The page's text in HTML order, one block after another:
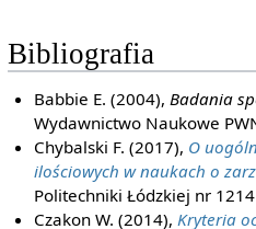
Bibliografia
Babbie E. (2004),Badania
Wydawnictwo Naukowe
Chybalski F. (2017), O
ilościowych w naukach o
Politechniki Łódzkiej nr 1214
Czakon W. (2014),Kryteria